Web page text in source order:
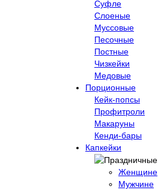
Суфле
Слоеные
Муссовые
Песочные
Постные
Чизкейки
Медовые
Порционные
Кейк-попсы
Профитроли
Макаруны
Кенди-бары
Капкейки
Женщине
Мужчине